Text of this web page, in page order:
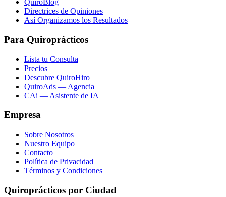
QuiroBlog
Directrices de Opiniones
Así Organizamos los Resultados
Para Quiroprácticos
Lista tu Consulta
Precios
Descubre QuiroHiro
QuiroAds — Agencia
CAi — Asistente de IA
Empresa
Sobre Nosotros
Nuestro Equipo
Contacto
Política de Privacidad
Términos y Condiciones
Quiroprácticos por Ciudad